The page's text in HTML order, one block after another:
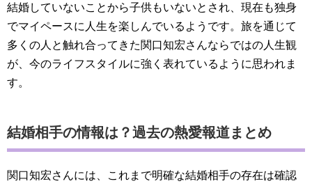
結婚していないことから子供もいないとされ、現在も独身
でマイペースに人生を楽しんでいるようです。旅を通じて
多くの人と触れ合ってきた関口知宏さんならではの人生観
が、今のライフスタイルに強く表れているように思われま
す。
結婚相手の情報は？過去の熱愛報道まとめ
関口知宏さんには、これまで明確な結婚相手の存在は確認